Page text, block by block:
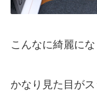
こんなに綺麗にな
かなり見た目が